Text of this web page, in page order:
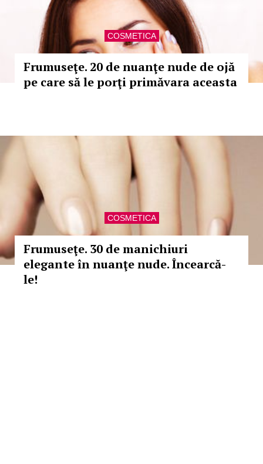
COSMETICA
Frumuseţe. 20 de nuanţe nude de ojă
pe care să le porţi primăvara aceasta
COSMETICA
Frumuseţe. 30 de manichiuri
elegante în nuanţe nude. Încearcă-
le!